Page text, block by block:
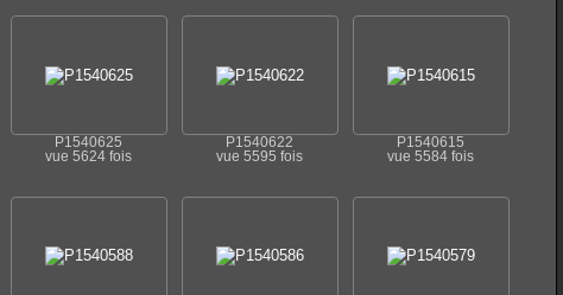
P1540625
vue 5624 fois
P1540622
vue 5595 fois
P1540615
vue 5584 fois